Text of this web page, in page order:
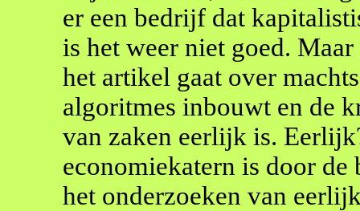
er een bedrijf dat
is het weer niet goed.
het artikel gaat over
algoritmes inbouwt en de
van zaken eerlijk is.
economiekatern is door
het onderzoeken van